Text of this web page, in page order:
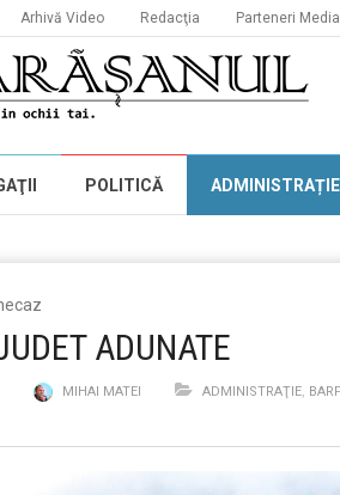
Arhivă Video Redacţia Parteneri Media
POLITICĂ ADMINISTRAȚIE
ADUNATE
MIHAI MATEI ADMINISTRAŢIE,